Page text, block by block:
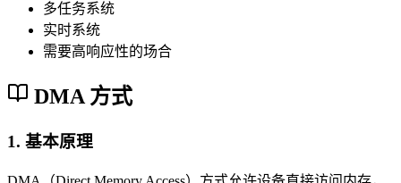
多任务系统
实时系统
需要高响应性的场合
DMA 方式
1. 基本原理